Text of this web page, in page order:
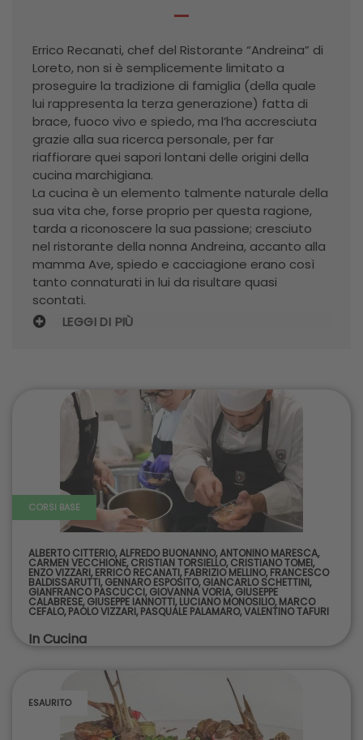
Errico Recanati, chef del Ristorante “Andreina” di
Loreto, non si è semplicemente limitato a
proseguire la tradizione di famiglia (della quale
lui rappresenta la terza generazione) fatta di
brace, fuoco vivo e spiedo, ma l’ha accresciuta
grazie alla sua ricerca personale, per far
riaffiorare quei sapori lontani delle origini della
cucina marchigiana.
La cucina è un elemento talmente naturale della
sua vita che, forse proprio per questa ragione,
tarda a riconoscere la sua passione; cresciuto
nel ristorante della nonna Andreina, accanto alla
mamma Ave, spiedo e cacciagione erano così
tanto connaturati in lui da risultare quasi
scontati.
LEGGI DI PIÙ
CORSI BASE
ALBERTO CITTERIO,ALFREDO BUONANNO,ANTONINO MARESCA,
CARMEN VECCHIONE,CRISTIAN TORSIELLO,CRISTIANO TOMEI,
ENZO VIZZARI,ERRICO RECANATI,FABRIZIO MELLINO,FRANCESCO
BALDISSARUTTI,GENNARO ESPOSITO,GIANCARLO SCHETTINI,
GIANFRANCO PASCUCCI,GIOVANNA VORIA,GIUSEPPE
CALABRESE,GIUSEPPE IANNOTTI,LUCIANO MONOSILIO,MARCO
CEFALO,PAOLO VIZZARI,PASQUALE PALAMARO,VALENTINO TAFURI
In Cucina
ESAURITO